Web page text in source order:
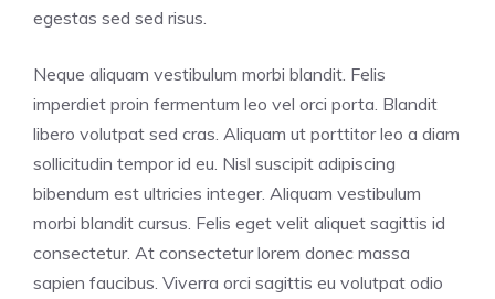
egestas sed sed risus.
Neque aliquam vestibulum morbi blandit. Felis
imperdiet proin fermentum leo vel orci porta. Blandit
libero volutpat sed cras. Aliquam ut porttitor leo a diam
sollicitudin tempor id eu. Nisl suscipit adipiscing
bibendum est ultricies integer. Aliquam vestibulum
morbi blandit cursus. Felis eget velit aliquet sagittis id
consectetur. At consectetur lorem donec massa
sapien faucibus. Viverra orci sagittis eu volutpat odio